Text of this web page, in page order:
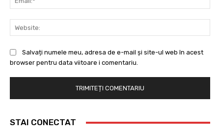
Salvați numele meu, adresa de e-mail și site-ul web în acest
browser pentru data viitoare i comentariu.
STAI CONECTAT